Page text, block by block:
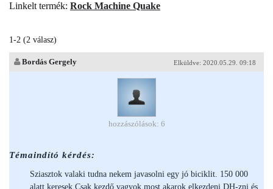
Linkelt termék: Rock Machine Quake
1-2 (2 válasz)
Elküldve: 2020.05.29. 09:18
Bordás Gergely
hozzászólások: 6
Témaindító kérdés:
Sziasztok valaki tudna nekem javasolni egy jó biciklit. 150 000
alatt keresek.Csak kezdő vagyok.most akarok elkezdeni DH-zni és